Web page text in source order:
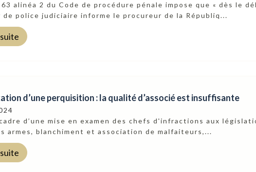
63 alinéa 2 du Code de procédure pénale impose que « dès le
police judiciaire informe le procureur de la Républiq...
d’une perquisition : la qualité d’associé est insuffisante
d’une mise en examen des chefs d'infractions aux
armes, blanchiment et association de malfaiteurs,...